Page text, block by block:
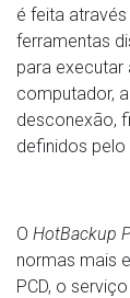
é feita
ferramentas
para executar
computador,
desconexão,
definidos pelo
O HotBackup
normas mais
PCD, o